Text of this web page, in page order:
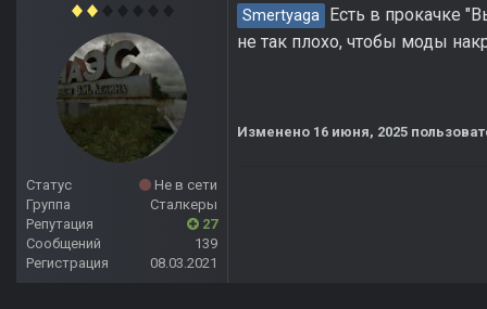
Статус
Не в сети
Группа
Сталкеры
Репутация
27
Сообщений
139
Регистрация
08.03.2021
Smertyaga
Есть в прокачке
не так плохо, чтобы моды
Изменено 16 июня, 2025